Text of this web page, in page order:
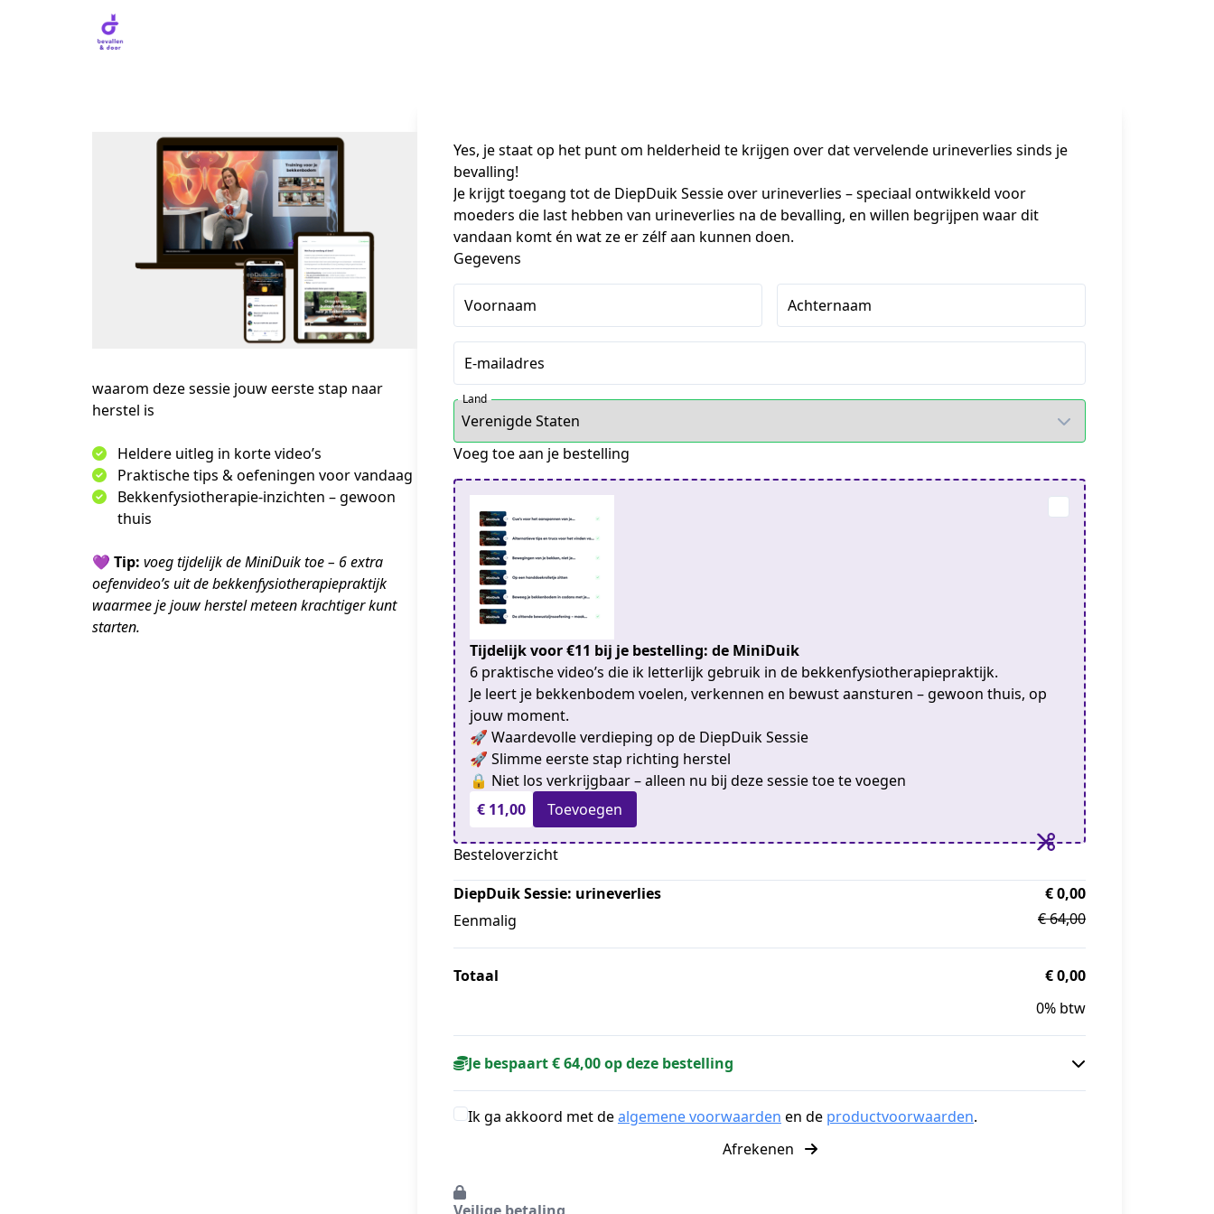
waarom deze sessie jouw eerste stap naar
herstel is
Heldere uitleg in korte video’s
Praktische tips & oefeningen voor vandaag
Bekkenfysiotherapie-inzichten – gewoon
thuis
💜 Tip: voeg tijdelijk de MiniDuik toe – 6 extra
oefenvideo’s uit de bekkenfysiotherapiepraktijk
waarmee je jouw herstel meteen krachtiger kunt
starten.
Yes, je staat op het punt om helderheid te krijgen over dat vervelende urineverlies sinds je
bevalling!
Je krijgt toegang tot de DiepDuik Sessie over urineverlies – speciaal ontwikkeld voor
moeders die last hebben van urineverlies na de bevalling, en willen begrijpen waar dit
vandaan komt én wat ze er zélf aan kunnen doen.
Gegevens
Voornaam Achternaam
E-mailadres
Land
Voeg toe aan je bestelling
Tijdelijk voor €11 bij je bestelling: de MiniDuik
6 praktische video’s die ik letterlijk gebruik in de bekkenfysiotherapiepraktijk.
Je leert je bekkenbodem voelen, verkennen en bewust aansturen – gewoon thuis, op
jouw moment.
🚀 Waardevolle verdieping op de DiepDuik Sessie
🚀 Slimme eerste stap richting herstel
🔒 Niet los verkrijgbaar – alleen nu bij deze sessie toe te voegen
€ 11,00
Toevoegen
Besteloverzicht
DiepDuik Sessie: urineverlies
Eenmalig
€ 0,00
€ 64,00
Totaal
€ 0,00
0% btw
Je bespaart € 64,00 op deze bestelling
Ik ga akkoord met dealgemene voorwaarden en de productvoorwaarden.
Afrekenen